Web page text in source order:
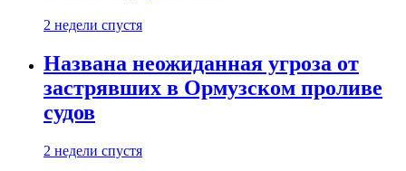
2 недели спустя
Названа неожиданная угроза от
застрявших в Ормузском проливе
судов
2 недели спустя